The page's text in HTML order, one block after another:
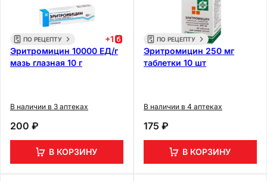
ПО РЕЦЕПТУ +1
Эритромицин 10000 ЕД/г
мазь глазная 10 г
В наличии в 3 аптеках
200 ₽
В КОРЗИНУ
ПО РЕЦЕПТУ
Эритромицин 250 мг
таблетки 10 шт
В наличии в 4 аптеках
175 ₽
В КОРЗИНУ